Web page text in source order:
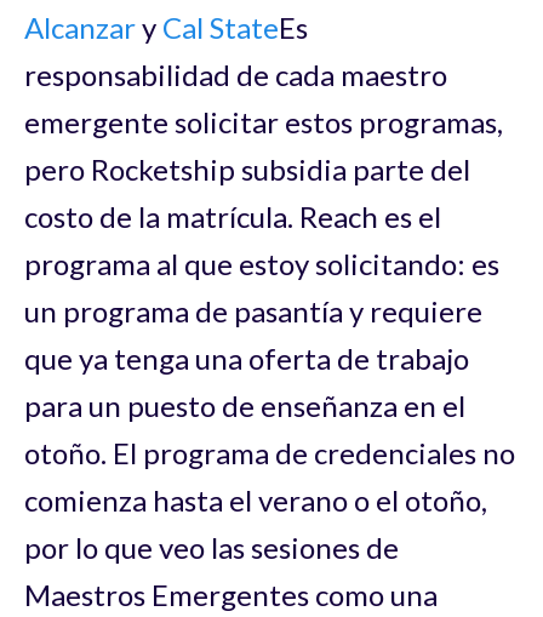
Alcanzary Cal StateEs
responsabilidad de cada maestro
emergente solicitar estos programas,
pero Rocketship subsidia parte del
costo de la matrícula. Reach es el
programa al que estoy solicitando: es
un programa de pasantía y requiere
que ya tenga una oferta de trabajo
para un puesto de enseñanza en el
otoño. El programa de credenciales no
comienza hasta el verano o el otoño,
por lo que veo las sesiones de
Maestros Emergentes como una